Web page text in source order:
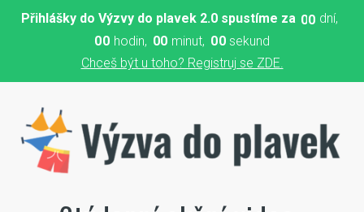
Přihlášky do Výzvy do plavek 2.0 spustíme za 00 dní
00 hodin 00 minut 00 sekund
Chceš být u toho? Registruj se ZDE.